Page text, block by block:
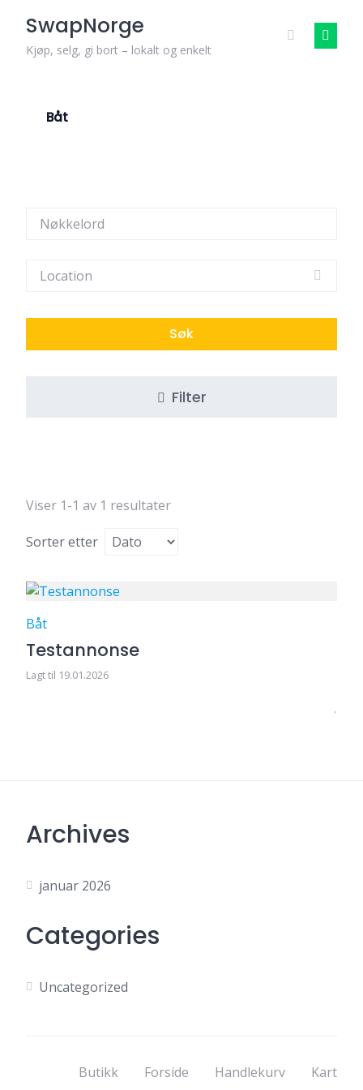
content
SwapNorge
Kjøp, selg, gi bort – lokalt og enkelt
Båt
Søk
Filter
Viser 1-1 av 1 resultater
Sorter etter
Båt
Testannonse
Lagt til 19.01.2026
Archives
januar 2026
Categories
Uncategorized
Butikk Forside Handlekurv
Kart